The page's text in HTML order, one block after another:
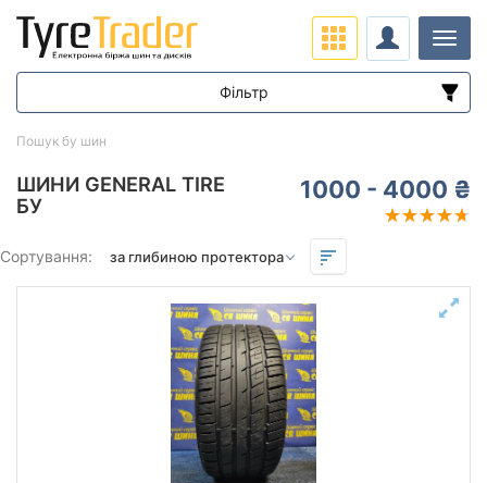
ШИНИ GENERAL TIRE
БУ
1000 - 4000 ₴
Сортування:
Пошук бу шин
Фільтр
Діапазон цін
від
Залишок протектора мм.
до